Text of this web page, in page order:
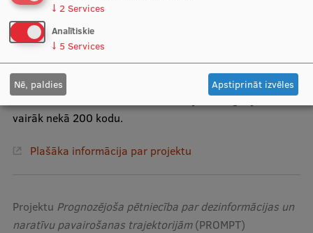
RSU pētnieki projektā devuši būtisku ieguldījumu,
izstrādājot detalizētu dezinformācijas analīzes
metodoloģiju, kas kalpo kā pamats MI modeļa apmācībai.
Metodoloģija balstīta uz plašu kodu grāmatu, kurā
ietverts vairāk nekā 30 dezinformācijas kategoriju un
vairāk nekā 200 kodu.
Plašāka informācija par projektu
Projektu Prognozējoša pētniecība par dezinformācijas un
naratīvu pavairošanas trajektorijām(PROMPT)
↓ 2 Services
Analītiskie
↓ 5 Services
Nē, paldies Apstiprināt izvēles